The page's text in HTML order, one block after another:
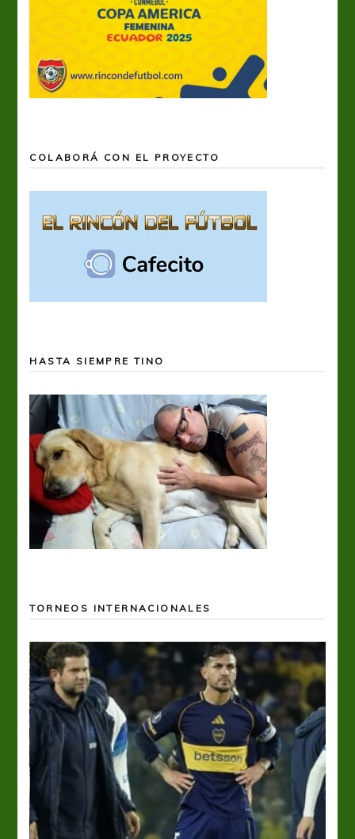
COLABORÁ CON EL PROYECTO
HASTA SIEMPRE TINO
TORNEOS INTERNACIONALES